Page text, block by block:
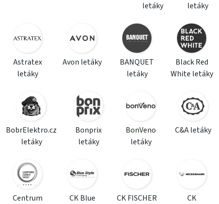
letáky
letáky
Astratex
letáky
Avon letáky
BANQUET
letáky
Black Red
White letáky
BobrElektro.cz
letáky
Bonprix
letáky
BonVeno
letáky
C&A letáky
Centrum
CK Blue
CK FISCHER
CK